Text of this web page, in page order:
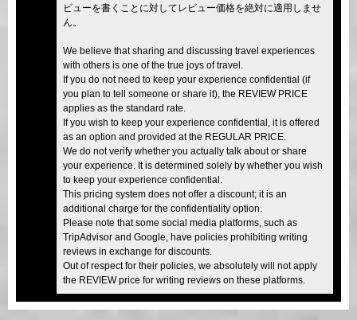
ビューを書くことに対してレビュー価格を絶対に適用しませ
ん。
We believe that sharing and discussing travel experiences
with others is one of the true joys of travel.
If you do not need to keep your experience confidential (if
you plan to tell someone or share it), the REVIEW PRICE
applies as the standard rate.
If you wish to keep your experience confidential, it is offered
as an option and provided at the REGULAR PRICE.
We do not verify whether you actually talk about or share
your experience. It is determined solely by whether you wish
to keep your experience confidential.
This pricing system does not offer a discount; it is an
additional charge for the confidentiality option.
Please note that some social media platforms, such as
TripAdvisor and Google, have policies prohibiting writing
reviews in exchange for discounts.
Out of respect for their policies, we absolutely will not apply
the REVIEW price for writing reviews on these platforms.